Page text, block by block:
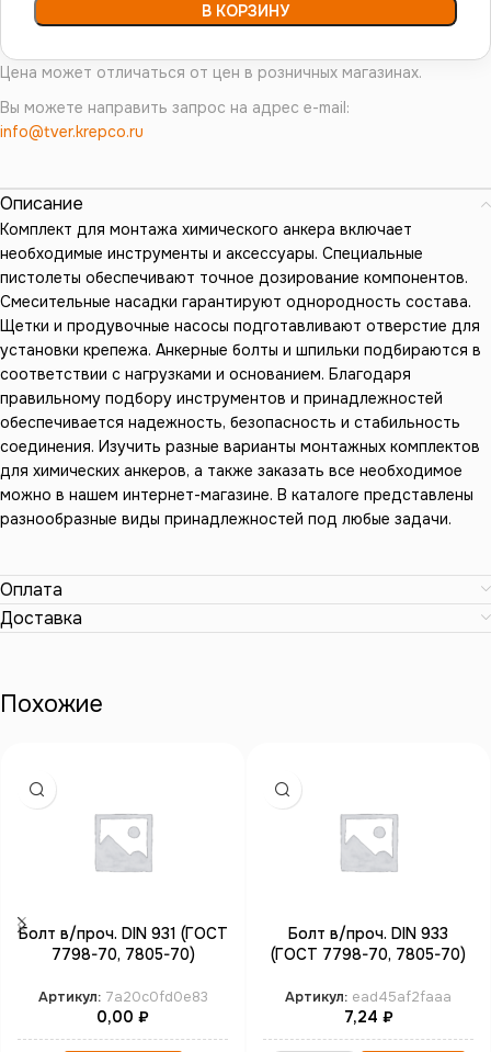
В КОРЗИНУ
Цена может отличаться от цен в розничных магазинах.
Вы можете направить запрос на адрес e-mail:
info@tver.krepco.ru
Описание
Комплект для монтажа химического анкера включает
необходимые инструменты и аксессуары. Специальные
пистолеты обеспечивают точное дозирование компонентов.
Смесительные насадки гарантируют однородность состава.
Щетки и продувочные насосы подготавливают отверстие для
установки крепежа. Анкерные болты и шпильки подбираются в
соответствии с нагрузками и основанием. Благодаря
правильному подбору инструментов и принадлежностей
обеспечивается надежность, безопасность и стабильность
соединения. Изучить разные варианты монтажных комплектов
для химических анкеров, а также заказать все необходимое
можно в нашем интернет-магазине. В каталоге представлены
разнообразные виды принадлежностей под любые задачи.
Оплата
Доставка
Похожие
Болт в/проч. DIN 931 (ГОСТ
7798-70, 7805-70)
кл.пр. 12.9 б/п
Артикул: 7a20c0fd0e83
0,00 ₽
Болт в/проч. DIN 933
(ГОСТ 7798-70, 7805-70)
8.8 цинк
Артикул: ead45af2faaa
7,24 ₽